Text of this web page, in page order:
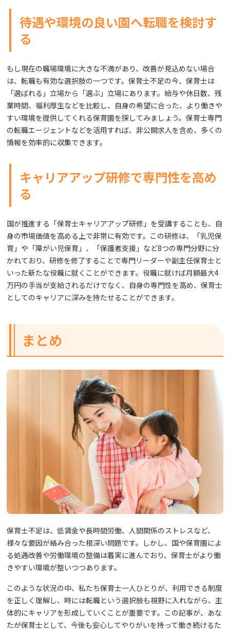
待遇や環境の良い園へ転職を検討す
る
もし現在の職場環境に大きな不満があり、改善が見込めない場合
は、転職も有効な選択肢の一つです。保育士不足の今、保育士は
「選ばれる」立場から「選ぶ」立場にあります。給与や休日数、残
業時間、福利厚生などを比較し、自身の希望に合った、より働きや
すい環境を提供してくれる保育園を探してみましょう。保育士専門
の転職エージェントなどを活用すれば、非公開求人を含め、多くの
情報を効率的に収集できます。
キャリアアップ研修で専門性を高め
る
国が推進する「保育士キャリアアップ研修」を受講することも、自
身の市場価値を高める上で非常に有効です。この研修は、「乳児保
育」や「障がい児保育」、「保護者支援」など8つの専門分野に分
かれており、研修を修了することで専門リーダーや副主任保育士と
いった新たな役職に就くことができます。役職に就けば月額最大4
万円の手当が支給されるだけでなく、自身の専門性を高め、保育士
としてのキャリアに深みを持たせることができます。
まとめ
保育士不足は、低賃金や長時間労働、人間関係のストレスなど、
様々な要因が絡み合った根深い問題です。しかし、国や保育園によ
る処遇改善や労働環境の整備は着実に進んでおり、保育士がより働
きやすい環境が整いつつあります。
このような状況の中、私たち保育士一人ひとりが、利用できる制度
を正しく理解し、時には転職という選択肢も視野に入れながら、主
体的にキャリアを形成していくことが重要です。この記事が、あな
たが保育士として、今後も安心してやりがいを持って働き続けるた